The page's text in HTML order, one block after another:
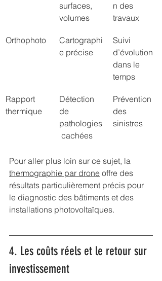
surfaces,
volumes
n des
travaux
Orthophoto
Cartographi
e précise
Suivi
d’évolution
dans le
temps
Rapport
thermique
Détection
de
pathologies
cachées
Prévention
des
sinistres
Pour aller plus loin sur ce sujet, la
thermographie par drone offre des
résultats particulièrement précis pour
le diagnostic des bâtiments et des
installations photovoltaïques.
4. Les coûts réels et le retour sur
investissement